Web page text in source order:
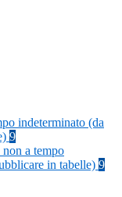
indeterminato (da
9
a tempo
in tabelle) 9